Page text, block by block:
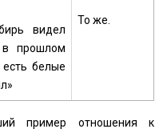
видел
в прошлом
белые
То же.
пример отношения к